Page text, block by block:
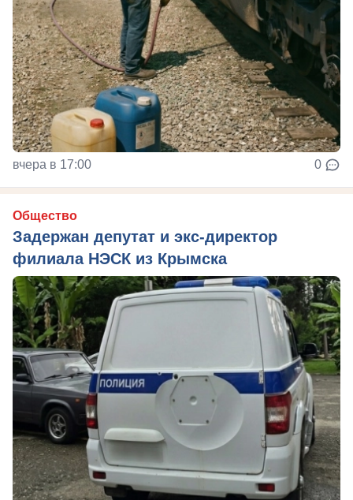
вчера в 17:00 0
Общество
Задержан депутат и экс-директор
филиала НЭСК из Крымска